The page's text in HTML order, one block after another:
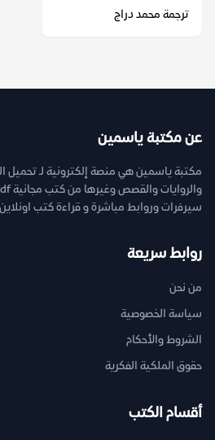
ترجمة محمد دراج
عن مكتبة ياسمين
مكتبة ياسمين هي منصة إلكترونية لـ تحميل
سيرفرات وروابط مباشرة و قراءة كتب
روابط سريعة
من نحن
سياسة الخصوصية
الشروط والأحكام
حقوق الملكية الفكرية
أقسام الكتب